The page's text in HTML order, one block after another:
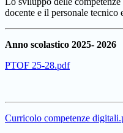
docente e il personale tecnico
Anno scolastico 2025- 2026
PTOF 25-28.pdf
Curricolo competenze